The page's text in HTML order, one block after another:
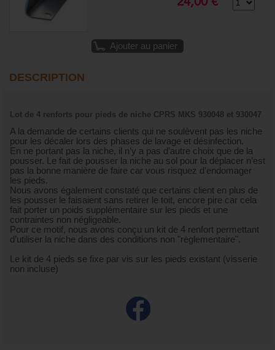
Ajouter au panier
DESCRIPTION
Lot de 4 renforts pour pieds de niche CPRS MKS 930048 et 930047
A la demande de certains clients qui ne soulèvent pas les niche
pour les décaler lors des phases de lavage et désinfection.
En ne portant pas la niche, il n’y a pas d’autre choix que de la
pousser. Le fait de pousser la niche au sol pour la déplacer n’est
pas la bonne manière de faire car vous risquez d’endomager
les pieds.
Nous avons également constaté que certains client en plus de
les pousser le faisaient sans retirer le toit, encore pire car cela
fait porter un poids supplémentaire sur les pieds et une
contraintes non négligeable.
Pour ce motif, nous avons conçu un kit de 4 renfort permettant
d’utiliser la niche dans des conditions non "règlementaire".
Le kit de 4 pieds se fixe par vis sur les pieds existant (visserie
non incluse)